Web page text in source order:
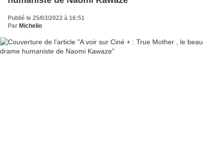
Publié le 25/03/2022 à 16:51
Par Michelio